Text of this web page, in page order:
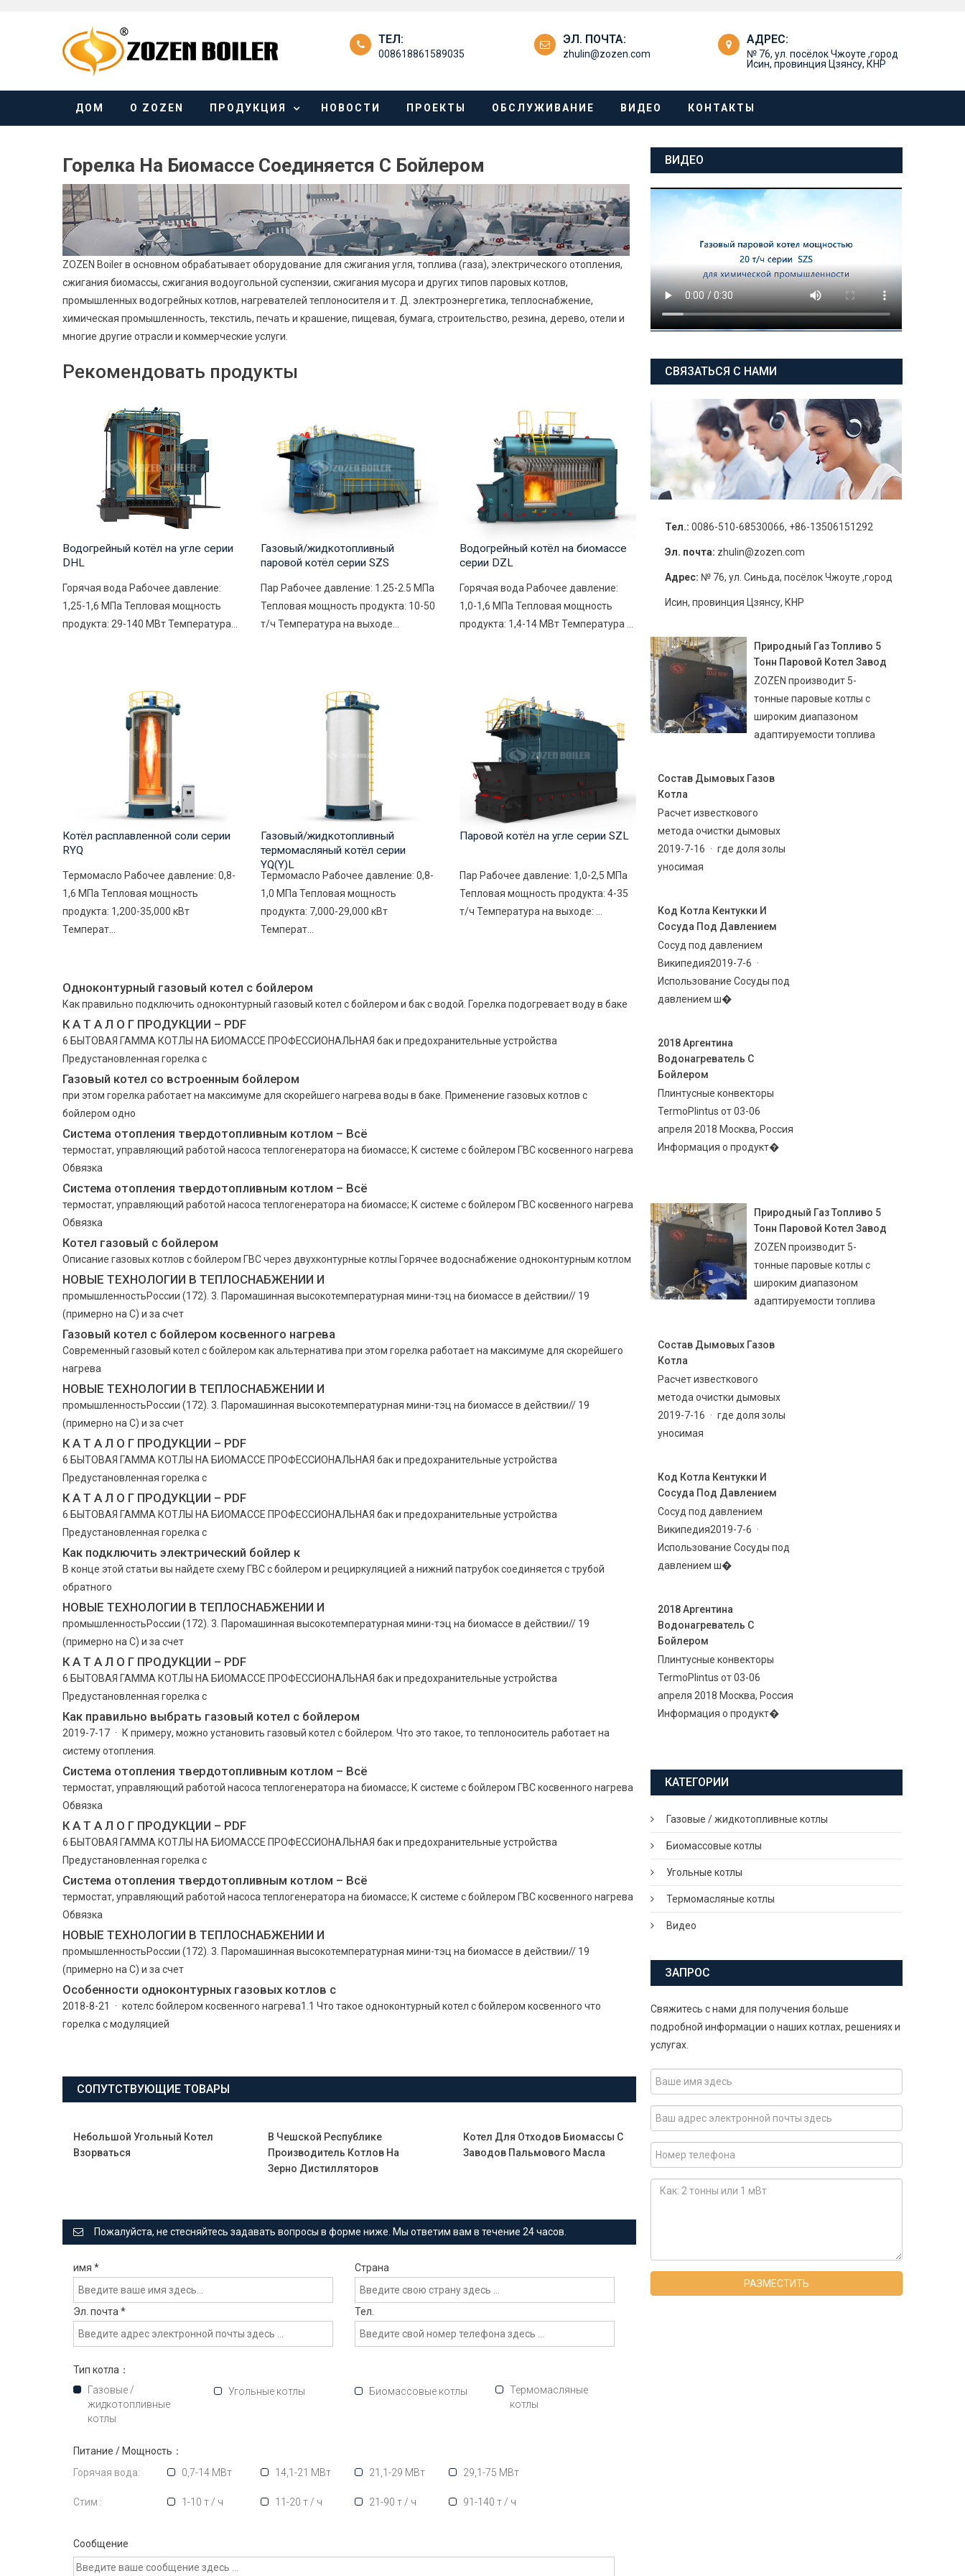
ТЕЛ:
008618861589035
ЭЛ. ПОЧТА:
zhulin@zozen.com
АДРЕС:
№ 76, ул. посёлок Чжоуте ,город
Исин, провинция Цзянсу, КНР
ДОМ О ZOZEN ПРОДУКЦИЯ НОВОСТИ ПРОЕКТЫ ОБСЛУЖИВАНИЕ ВИДЕО КОНТАКТЫ
Горелка На Биомассе Соединяется С Бойлером
ZOZEN Boiler в основном обрабатывает оборудование для сжигания угля, топлива (газа), электрического отопления,
сжигания биомассы, сжигания водоугольной суспензии, сжигания мусора и других типов паровых котлов,
промышленных водогрейных котлов, нагревателей теплоносителя и т. Д. электроэнергетика, теплоснабжение,
химическая промышленность, текстиль, печать и крашение, пищевая, бумага, строительство, резина, дерево, отели и
многие другие отрасли и коммерческие услуги.
Рекомендовать продукты
Водогрейный котёл на угле серии
DHL
Горячая вода Рабочее давление:
1,25-1,6 МПа Тепловая мощность
продукта: 29-140 МВт Температура...
Газовый/жидкотопливный
паровой котёл серии SZS
Пар Рабочее давление: 1.25-2.5 MПа
Тепловая мощность продукта: 10-50
т/ч Температура на выходе...
Водогрейный котёл на биомассе
серии DZL
Горячая вода Рабочее давление:
1,0-1,6 МПа Тепловая мощность
продукта: 1,4-14 МВт Температура ...
Котёл расплавленной соли серии
RYQ
Термомасло Рабочее давление: 0,8-
1,6 МПа Тепловая мощность
продукта: 1,200-35,000 кВт
Температ...
Газовый/жидкотопливный
термомасляный котёл серии
YQ(Y)L
Термомасло Рабочее давление: 0,8-
1,0 МПа Тепловая мощность
продукта: 7,000-29,000 кВт
Температ...
Паровой котёл на угле серии SZL
Пар Рабочее давление: 1,0-2,5 МПа
Тепловая мощность продукта: 4-35
т/ч Температура на выходе: ...
Одноконтурный газовый котел с бойлером
Как правильно подключить одноконтурный газовый котел с бойлером и бак с водой. Горелка подогревает воду в баке
К А Т А Л О Г ПРОДУКЦИИ – PDF
6 БЫТОВАЯ ГАММА КОТЛЫ НА БИОМАССЕ ПРОФЕССИОНАЛЬНАЯ бак и предохранительные устройства
Предустановленная горелка с
Газовый котел со встроенным бойлером
при этом горелка работает на максимуме для скорейшего нагрева воды в баке. Применение газовых котлов с
бойлером одно
Система отопления твердотопливным котлом – Всё
термостат, управляющий работой насоса теплогенератора на биомассе; К системе с бойлером ГВС косвенного нагрева
Обвязка
Система отопления твердотопливным котлом – Всё
термостат, управляющий работой насоса теплогенератора на биомассе; К системе с бойлером ГВС косвенного нагрева
Обвязка
Котел газовый с бойлером
Описание газовых котлов с бойлером ГВС через двухконтурные котлы Горячее водоснабжение одноконтурным котлом
НОВЫЕ ТЕХНОЛОГИИ В ТЕПЛОСНАБЖЕНИИ И
промышленностьРоссии (172). 3. Паромашинная высокотемпературная мини-тэц на биомассе в действии// 19
(примерно на С) и за счет
Газовый котел с бойлером косвенного нагрева
Современный газовый котел с бойлером как альтернатива при этом горелка работает на максимуме для скорейшего
нагрева
НОВЫЕ ТЕХНОЛОГИИ В ТЕПЛОСНАБЖЕНИИ И
промышленностьРоссии (172). 3. Паромашинная высокотемпературная мини-тэц на биомассе в действии// 19
(примерно на С) и за счет
К А Т А Л О Г ПРОДУКЦИИ – PDF
6 БЫТОВАЯ ГАММА КОТЛЫ НА БИОМАССЕ ПРОФЕССИОНАЛЬНАЯ бак и предохранительные устройства
Предустановленная горелка с
К А Т А Л О Г ПРОДУКЦИИ – PDF
6 БЫТОВАЯ ГАММА КОТЛЫ НА БИОМАССЕ ПРОФЕССИОНАЛЬНАЯ бак и предохранительные устройства
Предустановленная горелка с
Как подключить электрический бойлер к
В конце этой статьи вы найдете схему ГВС с бойлером и рециркуляцией а нижний патрубок соединяется с трубой
обратного
НОВЫЕ ТЕХНОЛОГИИ В ТЕПЛОСНАБЖЕНИИ И
промышленностьРоссии (172). 3. Паромашинная высокотемпературная мини-тэц на биомассе в действии// 19
(примерно на С) и за счет
К А Т А Л О Г ПРОДУКЦИИ – PDF
6 БЫТОВАЯ ГАММА КОТЛЫ НА БИОМАССЕ ПРОФЕССИОНАЛЬНАЯ бак и предохранительные устройства
Предустановленная горелка с
Как правильно выбрать газовый котел с бойлером
2019-7-17 · К примеру, можно установить газовый котел с бойлером. Что это такое, то теплоноситель работает на
систему отопления.
Система отопления твердотопливным котлом – Всё
термостат, управляющий работой насоса теплогенератора на биомассе; К системе с бойлером ГВС косвенного нагрева
Обвязка
К А Т А Л О Г ПРОДУКЦИИ – PDF
6 БЫТОВАЯ ГАММА КОТЛЫ НА БИОМАССЕ ПРОФЕССИОНАЛЬНАЯ бак и предохранительные устройства
Предустановленная горелка с
Система отопления твердотопливным котлом – Всё
термостат, управляющий работой насоса теплогенератора на биомассе; К системе с бойлером ГВС косвенного нагрева
Обвязка
НОВЫЕ ТЕХНОЛОГИИ В ТЕПЛОСНАБЖЕНИИ И
промышленностьРоссии (172). 3. Паромашинная высокотемпературная мини-тэц на биомассе в действии// 19
(примерно на С) и за счет
Особенности одноконтурных газовых котлов с
2018-8-21 · котелс бойлером косвенного нагрева1.1 Что такое одноконтурный котел с бойлером косвенного что
горелка с модуляцией
СОПУТСТВУЮЩИЕ ТОВАРЫ
Небольшой Угольный Котел
Взорваться
В Чешской Республике
Производитель Котлов На
Зерно Дистилляторов
Котел Для Отходов Биомассы С
Заводов Пальмового Масла
Пожалуйста, не стесняйтесь задавать вопросы в форме ниже. Мы ответим вам в течение 24 часов.
имя * Страна
Эл. почта * Тел.
Тип котла：
Газовые /
жидкотопливные
котлы
Угольные котлы Биомассовые котлы
Термомасляные
котлы
Питание / Мощность：
Горячая вода:
0,7-14 МВт 14,1-21 МВт 21,1-29 МВт 29,1-75 МВт
Стим : 1-10 т / ч 11-20 т / ч 21-90 т / ч 91-140 т / ч
Сообщение
ВИДЕО
СВЯЗАТЬСЯ С НАМИ
Тел.: 0086-510-68530066, +86-13506151292
Эл. почта: zhulin@zozen.com
Адрес: № 76, ул. Синьда, посёлок Чжоуте ,город
Исин, провинция Цзянсу, КНР
Природный Газ Топливо 5
Тонн Паровой Котел Завод
ZOZEN производит 5-
тонные паровые котлы с
широким диапазоном
адаптируемости топлива
Состав Дымовых Газов
Котла
Расчет известкового
метода очистки дымовых
2019-7-16 · где доля золы
уносимая
Код Котла Кентукки И
Сосуда Под Давлением
Сосуд под давлением
Википедия2019-7-6 ·
Использование Сосуды под
давлением ш�
2018 Аргентина
Водонагреватель С
Бойлером
Плинтусные конвекторы
TermoPlintus от 03-06
апреля 2018 Москва, Россия
Информация о продукт�
Природный Газ Топливо 5
Тонн Паровой Котел Завод
ZOZEN производит 5-
тонные паровые котлы с
широким диапазоном
адаптируемости топлива
Состав Дымовых Газов
Котла
Расчет известкового
метода очистки дымовых
2019-7-16 · где доля золы
уносимая
Код Котла Кентукки И
Сосуда Под Давлением
Сосуд под давлением
Википедия2019-7-6 ·
Использование Сосуды под
давлением ш�
2018 Аргентина
Водонагреватель С
Бойлером
Плинтусные конвекторы
TermoPlintus от 03-06
апреля 2018 Москва, Россия
Информация о продукт�
КАТЕГОРИИ
Газовые / жидкотопливные котлы
Биомассовые котлы
Угольные котлы
Термомасляные котлы
Видео
ЗАПРОС
Свяжитесь с нами для получения больше
подробной информации о наших котлах, решениях и
услугах.
РАЗМЕСТИТЬ